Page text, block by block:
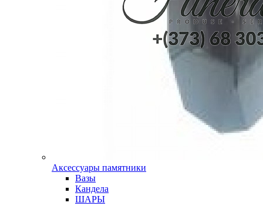
Аксессуары памятники
Вазы
Кандела
ШАРЫ